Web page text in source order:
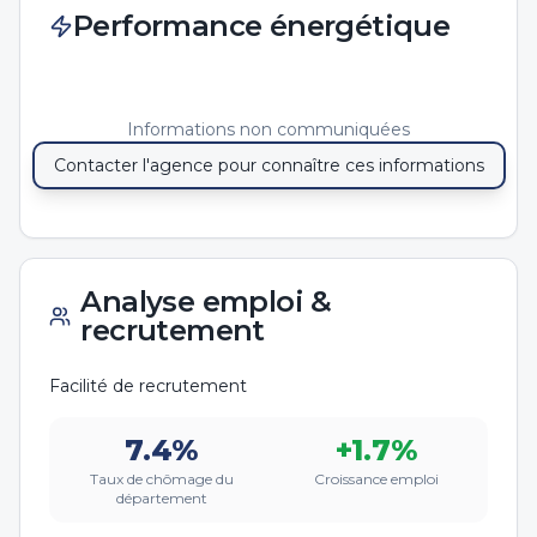
Performance énergétique
Informations non communiquées
Contacter l'agence pour connaître ces informations
Analyse emploi &
recrutement
Facilité de recrutement
7.4%
Taux de chômage du
département
+1.7%
Croissance emploi